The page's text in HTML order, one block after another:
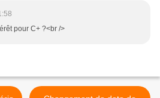
pour C+ ?<br />